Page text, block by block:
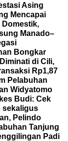
Asing
Mencapai
Domestik,
Manado–
Bongkar
di Cili,
Rp1,87
Pelabuhan
Widyatomo
Budi: Cek
sekaligus
Pelindo
Tanjung
Padi